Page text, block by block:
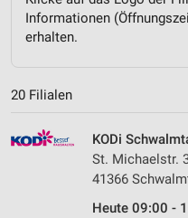
Informationen
erhalten.
20 Filialen
KODi
St. Michaelstr.
41366
Heute 09:00 -